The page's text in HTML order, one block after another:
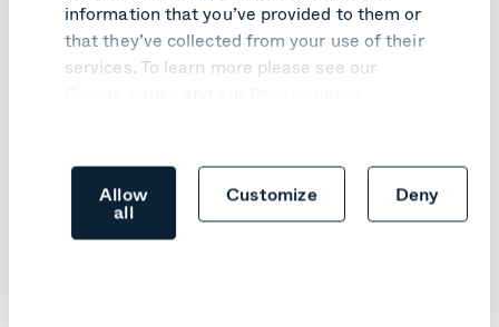
information that you’ve provided to them or
that they’ve collected from your use of their
services. To learn more please see our
Allow
all
Customize Deny